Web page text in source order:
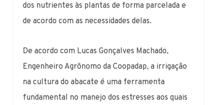
dos nutrientes às plantas de forma parcelada e
de acordo com as necessidades delas.
De acordo com Lucas Gonçalves Machado,
Engenheiro Agrônomo da Coopadap, a irrigação
na cultura do abacate é uma ferramenta
fundamental no manejo dos estresses aos quais